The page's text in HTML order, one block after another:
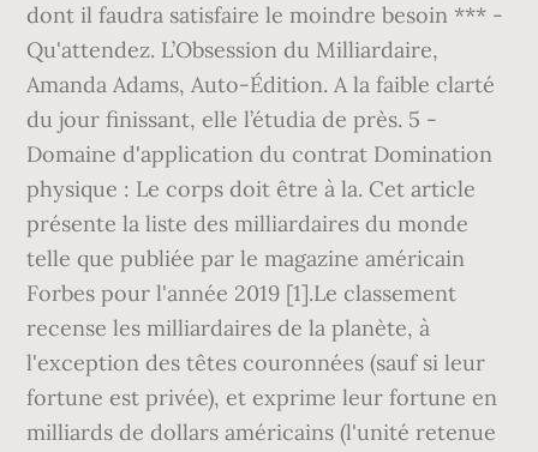
dont il faudra satisfaire le moindre besoin *** -
Qu'attendez. L’Obsession du Milliardaire,
Amanda Adams, Auto-Édition. A la faible clarté
du jour finissant, elle l’étudia de près. 5 -
Domaine d'application du contrat Domination
physique : Le corps doit être à la. Cet article
présente la liste des milliardaires du monde
telle que publiée par le magazine américain
Forbes pour l'année 2019 [1].Le classement
recense les milliardaires de la planète, à
l'exception des têtes couronnées (sauf si leur
fortune est privée), et exprime leur fortune en
milliards de dollars américains (l'unité retenue